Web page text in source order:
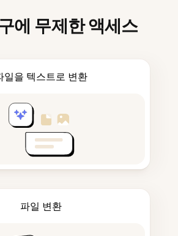
에 무제한 액세스
일을 텍스트로 변환
파일 변환